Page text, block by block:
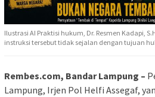
Ilustrasi AI Praktisi hukum, Dr. Resmen Kadapi,
instruksi tersebut tidak sejalan dengan tujuan
Rembes.com, Bandar Lampung –
Lampung, Irjen Pol Helfi Assegaf,